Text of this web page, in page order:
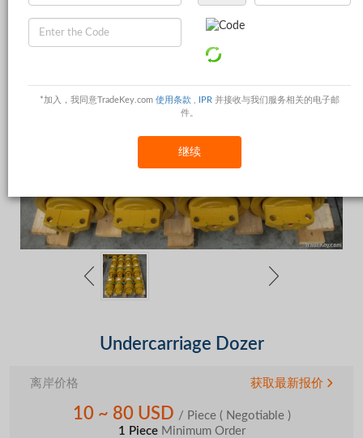
*加入，我同意TradeKey.com 使用条款 IPR 并接收与我们服务相关的电子邮
件。
继续
Undercarriage Dozer
离岸价格 获取最新报价
10 ~ 80 USD / Piece ( Negotiable )
1 PieceMinimum Order